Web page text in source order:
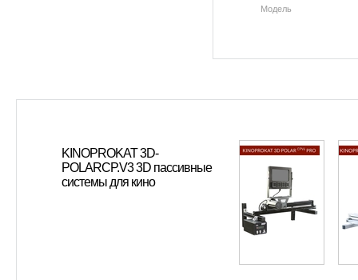
Модель
KINOPROKAT 3D-
POLARCP.V3 3D пассивные
системы для кино